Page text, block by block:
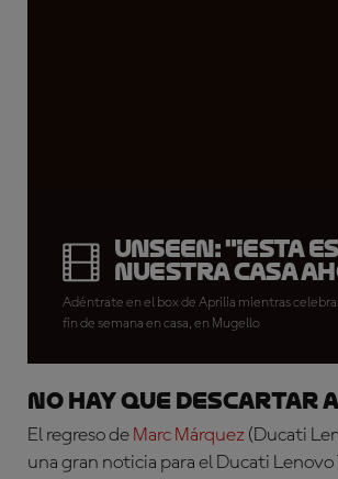
UNSEEN: "¡Esta es
nuestra casa
Adéntrate en el box de Aprilia mientras
fin de semana en casa, en Mugello
NO HAY QUE DESCARTAR
El regreso de Marc Márquez (Ducati
una gran noticia para el Ducati Lenovo